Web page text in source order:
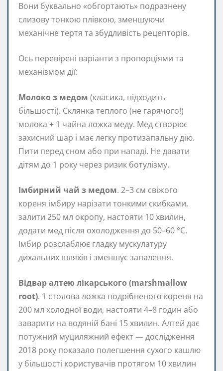
Вони буквально «обгортають» подразнену
слизову тонкою плівкою, зменшуючи
механічне тертя та збудливість рецепторів.
Ось перевірені варіанти з пропорціями та
механізмом дії:
Молоко з медом (класика, підходить
більшості). Склянка теплого (не гарячого!)
молока + 1 чайна ложка меду. Мед створює
захисний шар і має легку протизапальну дію.
Пити перед сном або при нападі. Не давати
дітям до 1 року через ризик ботулізму.
Імбирний чай з медом. 2–3 см свіжого
кореня імбиру нарізати тонкими скибками,
залити 250 мл окропу, настояти 10 хвилин,
додати мед після охолодження до 50–60 °C.
Імбир розслаблює гладку мускулатуру
дихальних шляхів і зменшує запалення.
Відвар алтею лікарського (marshmallow
root). 1 столова ложка подрібненого кореня на
200 мл холодної води, настояти 4–8 годин або
заварити на водяній бані 15 хвилин. Алтей дає
потужний муциляжний ефект — дослідження
2018 року показало полегшення сухого кашлю
у більшості користувачів протягом 10 хвилин